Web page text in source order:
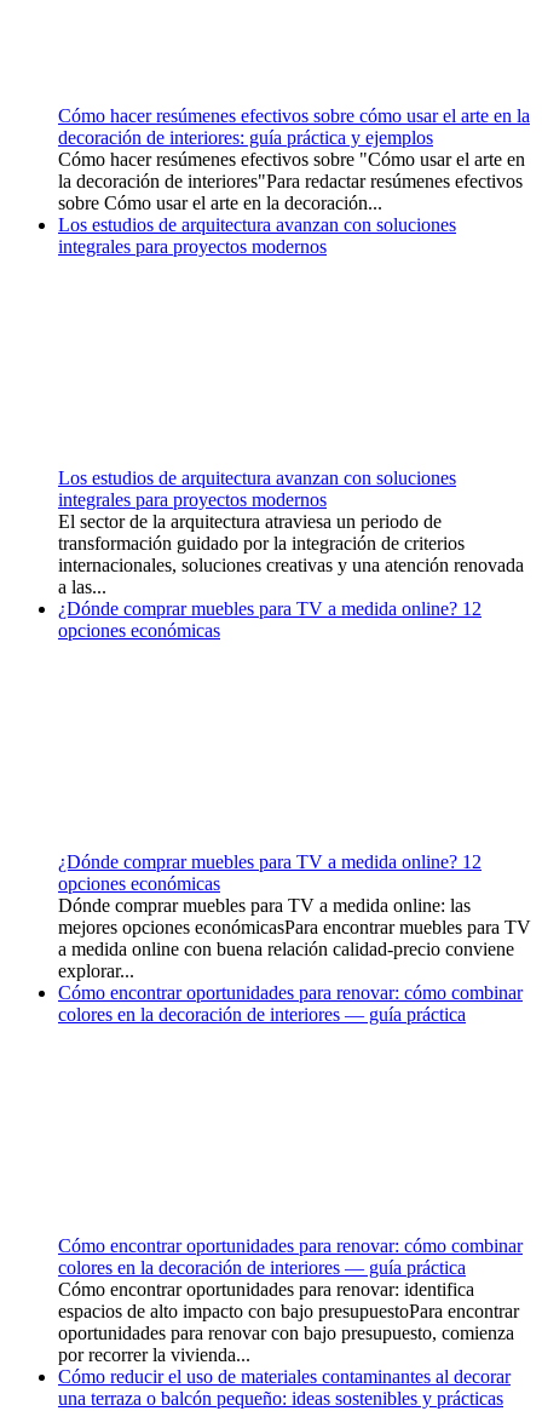
Cómo hacer resúmenes efectivos sobre cómo usar el arte en la
decoración de interiores: guía práctica y ejemplos
Cómo hacer resúmenes efectivos sobre "Cómo usar el arte en
la decoración de interiores"Para redactar resúmenes efectivos
sobre Cómo usar el arte en la decoración...
Los estudios de arquitectura avanzan con soluciones
integrales para proyectos modernos
Los estudios de arquitectura avanzan con soluciones
integrales para proyectos modernos
El sector de la arquitectura atraviesa un periodo de
transformación guidado por la integración de criterios
internacionales, soluciones creativas y una atención renovada
a las...
¿Dónde comprar muebles para TV a medida online? 12
opciones económicas
¿Dónde comprar muebles para TV a medida online? 12
opciones económicas
Dónde comprar muebles para TV a medida online: las
mejores opciones económicasPara encontrar muebles para TV
a medida online con buena relación calidad-precio conviene
explorar...
Cómo encontrar oportunidades para renovar: cómo combinar
colores en la decoración de interiores — guía práctica
Cómo encontrar oportunidades para renovar: cómo combinar
colores en la decoración de interiores — guía práctica
Cómo encontrar oportunidades para renovar: identifica
espacios de alto impacto con bajo presupuestoPara encontrar
oportunidades para renovar con bajo presupuesto, comienza
por recorrer la vivienda...
Cómo reducir el uso de materiales contaminantes al decorar
una terraza o balcón pequeño: ideas sostenibles y prácticas